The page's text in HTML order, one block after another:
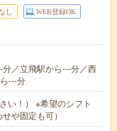
し WEB登録OK
／立飛駅から---分／西
---分
い！） ※希望のシフト
や固定も可）